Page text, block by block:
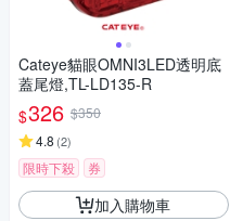
Cateye貓眼OMNI3LED透明底
蓋尾燈,TL-LD135-R
$326 $350
4.8 (2)
限時下殺 券
加入購物車